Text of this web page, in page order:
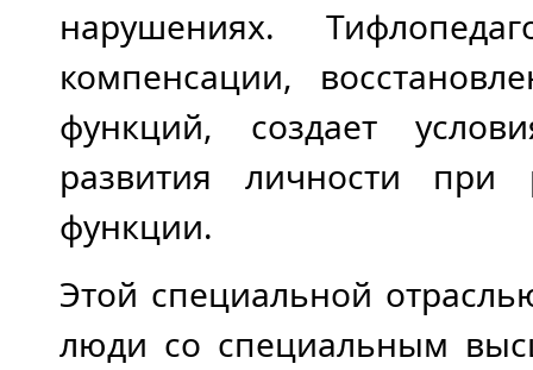
нарушениях.
компенсации,
функций, создает
развития личности при
функции.
Этой специальной
люди со специальным